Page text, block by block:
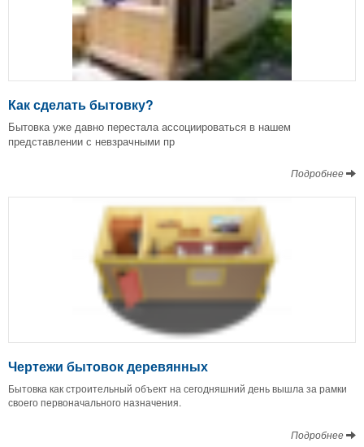
Как сделать бытовку?
Бытовка уже давно перестала ассоциироваться в нашем
представлении с невзрачными пр
Подробнее
Чертежи бытовок деревянных
Бытовка как строительный объект на сегодняшний день вышла за рамки
своего первоначального назначения.
Подробнее